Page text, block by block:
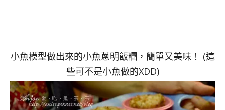
小魚模型做出來的小魚蔥明飯糰，簡單又美味！ (這
些可不是小魚做的XDD)